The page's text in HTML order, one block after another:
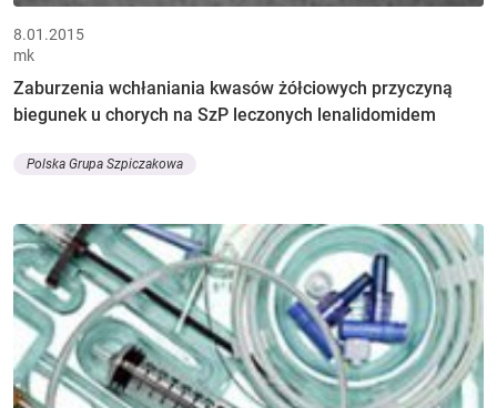
8.01.2015
mk
Zaburzenia wchłaniania kwasów żółciowych przyczyną
biegunek u chorych na SzP leczonych lenalidomidem
Polska Grupa Szpiczakowa